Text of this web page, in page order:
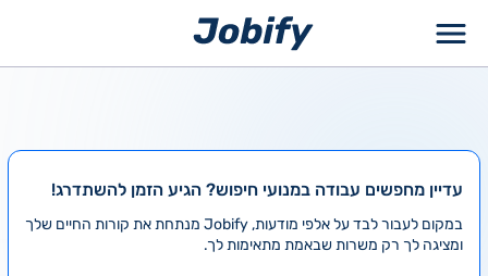
עדיין מחפשים עבודה במנועי חיפוש? הגיע הזמן להשתדרג!
במקום לעבור לבד על אלפי מודעות, Jobify מנתחת את קורות החיים שלך
ומציגה לך רק משרות שבאמת מתאימות לך.